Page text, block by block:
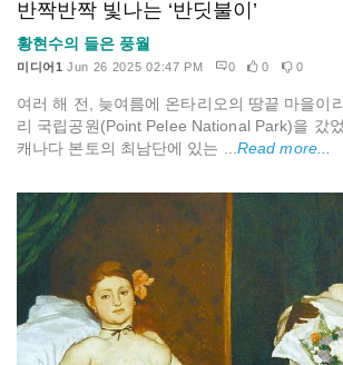
반짝반짝 빛나는 ‘반딧불이’
황현수의 들은 풍월
미디어1 Jun 26 2025 02:47 PM 0 0 0
여러 해 전, 늦여름에 온타리오의 땅끝 마을이
리 국립공원(Point Pelee National Park)을 갔
캐나다 본토의 최남단에 있는 ...Read more...